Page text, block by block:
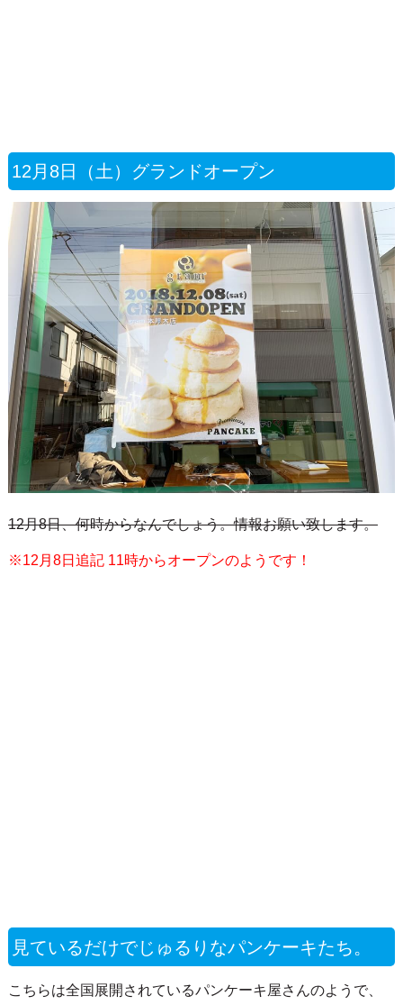
12月8日（土）グランドオープン
12月8日、何時からなんでしょう。情報お願い致します。
※12月8日追記 11時からオープンのようです！
見ているだけでじゅるりなパンケーキたち。
こちらは全国展開されているパンケーキ屋さんのようで、